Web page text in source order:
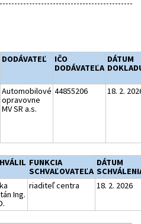
DODÁVATEĽ
IČO
DODÁVATEĽA
DÁTUM
Automobilové
opravovne
MV SR a.s.
44855206 18. 2.
FUNKCIA
SCHVAĽOVATEĽA
DÁTUM
Ing.
riaditeľ centra 18. 2. 2026